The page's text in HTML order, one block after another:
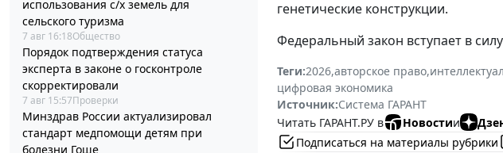
использования с/х земель для
сельского туризма
7 авг 16:18Общество
Порядок подтверждения статуса
эксперта в законе о госконтроле
скорректировали
7 авг 15:57Проверки
Минздрав России актуализировал
стандарт медпомощи детям при
болезни Гоше
генетические конструкции.
Федеральный закон вступает в
Теги:2026,авторское право,
цифровая экономика
Источник:Система ГАРАНТ
Читать ГАРАНТ.РУ в
Новостии
Подписаться на материалы рубрики